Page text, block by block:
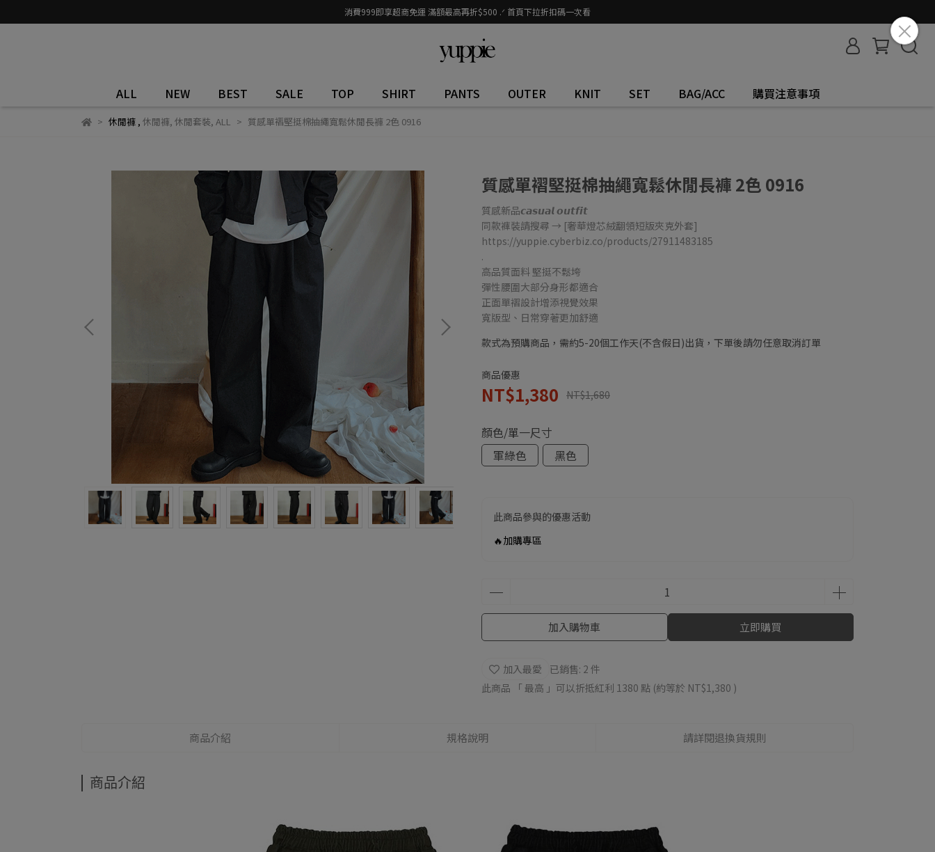
消費999即享超商免運 滿額最高再折$500 .ᐟ 首頁下拉折扣碼一次看
ALL NEW BEST SALE TOP SHIRT PANTS OUTER KNIT SET BAG/ACC 購買注意事項
休閒褲, 休閒褲, 休閒套裝, ALL 質感單褶堅挺棉抽繩寬鬆休閒長褲 2色 0916
質感單褶堅挺棉抽繩寬鬆休閒長褲 2色 0916
質感新品𝙘𝙖𝙨𝙪𝙖𝙡 𝙤𝙪𝙩𝙛𝙞𝙩
同款褲裝請搜尋 → [奢華燈芯絨翻領短版夾克外套]
https://yuppie.cyberbiz.co/products/27911483185
.
高品質面料 堅挺不鬆垮
彈性腰圍大部分身形都適合
正面單褶設計增添視覺效果
寬版型、日常穿著更加舒適
款式為預購商品，需約5-20個工作天(不含假日)出貨，下單後請勿任意取消訂單
商品優惠
NT$1,380 NT$1,680
顏色/單一尺寸
軍綠色
黑色
此商品參與的優惠活動
🔥加購專區
加入購物車 立即購買
加入最愛
已銷售: 2 件
此商品 「 最高 」可以折抵紅利 1380 點 (約等於 NT$1,380 )
商品介紹 規格說明 請詳閱退換貨規則
商品介紹